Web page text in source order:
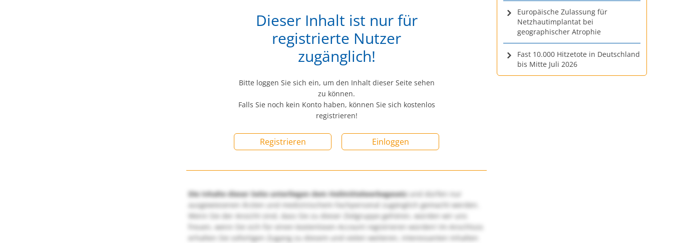
Dieser Inhalt ist nur für
registrierte Nutzer
zugänglich!
Bitte loggen Sie sich ein, um den Inhalt dieser Seite sehen
zu können.
Falls Sie noch kein Konto haben, können Sie sich kostenlos
registrieren!
Registrieren Einloggen
Die Inhalte dieser Seite unterliegen dem Heilmittelwerbegesetzund dürfen nur
ausgewiesenen Ärzten und medizinischem Fachpersonal zugänglich gemacht werden.
Wenn Sie der Ansicht sind, dass Sie zu dieser Zielgruppe gehören, würden wir uns
freuen, wenn Sie sich für einen kostenlosen Account registrieren würden! Im Anschluss
erhalten Sie sofortigen Zugang zu diesem und vielen weiteren, interessanten Inhalten
Europäische Zulassung für
Netzhautimplantat bei
geographischer Atrophie
Fast 10.000 Hitzetote in Deutschland
bis Mitte Juli 2026